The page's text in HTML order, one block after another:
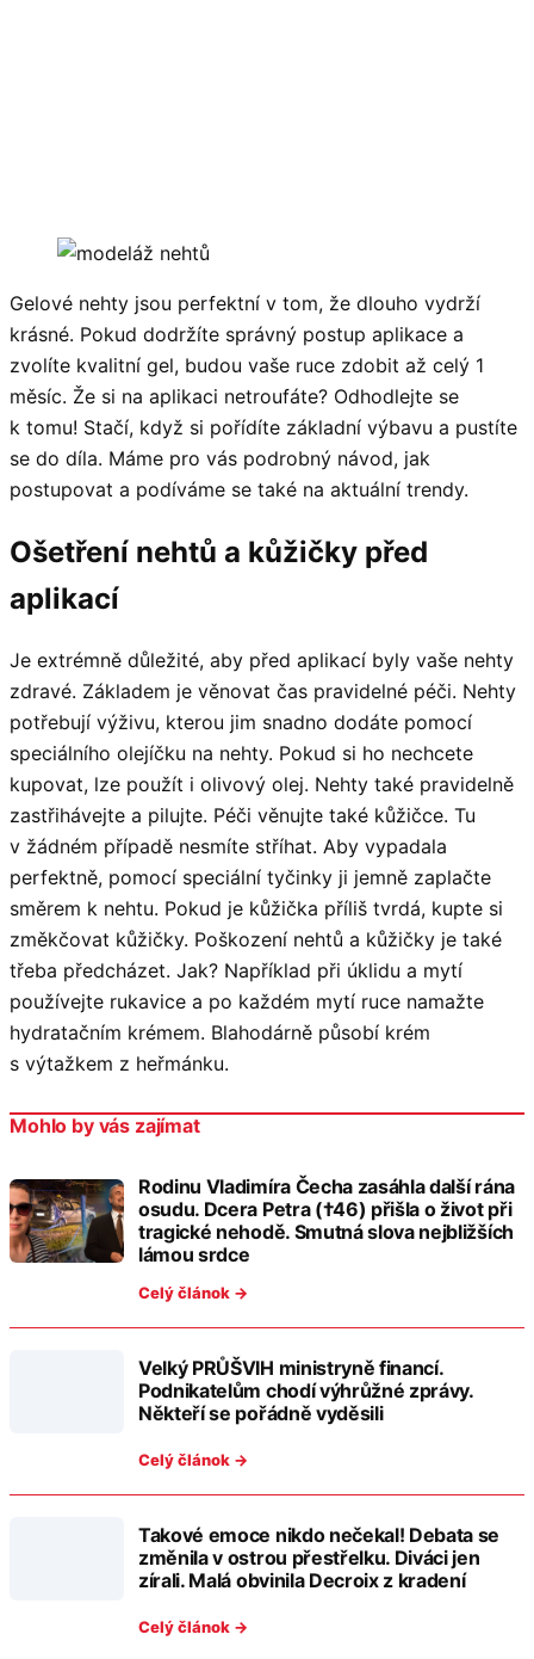
Gelové nehty jsou perfektní v tom, že dlouho vydrží
krásné. Pokud dodržíte správný postup aplikace a
zvolíte kvalitní gel, budou vaše ruce zdobit až celý 1
měsíc. Že si na aplikaci netroufáte? Odhodlejte se
k tomu! Stačí, když si pořídíte základní výbavu a pustíte
se do díla. Máme pro vás podrobný návod, jak
postupovat a podíváme se také na aktuální trendy.
Ošetření nehtů a kůžičky před
aplikací
Je extrémně důležité, aby před aplikací byly vaše nehty
zdravé. Základem je věnovat čas pravidelné péči. Nehty
potřebují výživu, kterou jim snadno dodáte pomocí
speciálního olejíčku na nehty. Pokud si ho nechcete
kupovat, lze použít i olivový olej. Nehty také pravidelně
zastřihávejte a pilujte. Péči věnujte také kůžičce. Tu
v žádném případě nesmíte stříhat. Aby vypadala
perfektně, pomocí speciální tyčinky ji jemně zaplačte
směrem k nehtu. Pokud je kůžička příliš tvrdá, kupte si
změkčovat kůžičky. Poškození nehtů a kůžičky je také
třeba předcházet. Jak? Například při úklidu a mytí
používejte rukavice a po každém mytí ruce namažte
hydratačním krémem. Blahodárně působí krém
s výtažkem z heřmánku.
Mohlo by vás zajímat
Rodinu Vladimíra Čecha zasáhla další rána
osudu. Dcera Petra (†46) přišla o život při
tragické nehodě. Smutná slova nejbližších
lámou srdce
Celý článok →
Velký PRŮŠVIH ministryně financí.
Podnikatelům chodí výhrůžné zprávy.
Někteří se pořádně vyděsili
Celý článok →
Takové emoce nikdo nečekal! Debata se
změnila v ostrou přestřelku. Diváci jen
zírali. Malá obvinila Decroix z kradení
Celý článok →